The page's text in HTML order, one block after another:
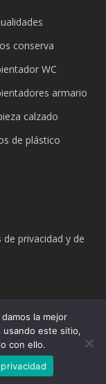
conserva
WC
armario
calzado
de plástico
privacidad y de
Todos los
la mejor
usando este sitio,
con ello.